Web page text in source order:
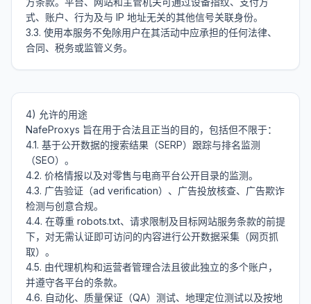
式、账户、行为及与 IP 地址无关的其他信号关联身份。
3.3. 使用本服务不免除用户在其活动中应承担的任何法律、
4) 允许的用途
NafeProxys 旨在用于合法且正当的目的，包括但不限于：
4.1. 基于公开数据的搜索结果（SERP）跟踪与排名监测
（SEO）。
4.2. 价格情报以及对零售与电商平台公开目录的监测。
4.3. 广告验证（ad verification）、广告投放核查、广告欺诈
检测与创意合规。
4.4. 在尊重 robots.txt、请求限制及目标网站服务条款的前提
下，对无需认证即可访问的内容进行公开数据采集（网页抓
取）。
4.5. 由代理机构和运营者管理合法且彼此独立的多个账户，
并遵守各平台的条款。
4.6. 自动化、质量保证（QA）测试、地理定位测试以及按地